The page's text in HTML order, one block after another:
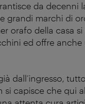
da decenni
grandi marchi di
orafo della casa
ed offre
dall’ingresso,
capisce che qui